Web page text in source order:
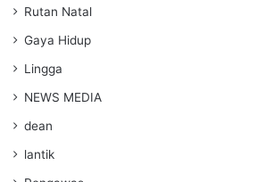
Rutan Natal
Gaya Hidup
Lingga
NEWS MEDIA
dean
lantik